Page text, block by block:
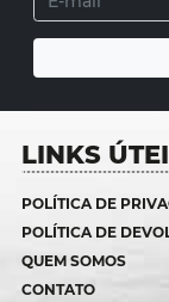
LINKS
POLÍTICA DE
POLÍTICA DE
QUEM SOMOS
CONTATO